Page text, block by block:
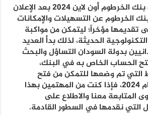
خطوات فتح حساب بنك الخرطوم أون لاين 2024 بعد الإعلان
الخرطوم عن التسهيلات والإمكانات
تقديمها مؤخراً؛ ليتمكن من مواكبة
الحديثة، لذلك بدأ العديد
بدولة السودان التساؤل والبحث
الحساب الخاص به في البنك،
التي تم وضعها للتمكن من فتح
الحساب أون لاين لعام 2024، فإذا كنت من المهتمين بهذا
المتابعة معنا والاطلاع على
التي نقدمها في السطور القادمة.